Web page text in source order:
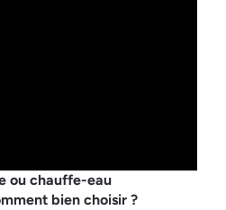
ou chauffe-eau
bien choisir ?